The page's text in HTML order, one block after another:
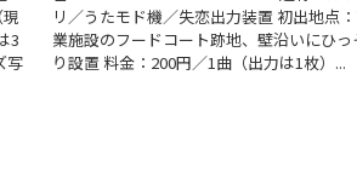
3
写
リ／うたモド機／失恋出力装置 初出地点
業施設のフードコート跡地、壁沿いにひっ
り設置 料金：200円／1曲（出力は1枚）...